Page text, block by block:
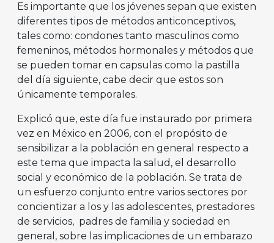
Es importante que los jóvenes sepan que existen
diferentes tipos de métodos anticonceptivos,
tales como: condones tanto masculinos como
femeninos, métodos hormonales y métodos que
se pueden tomar en capsulas como la pastilla
del día siguiente, cabe decir que estos son
únicamente temporales.
Explicó que, este día fue instaurado por primera
vez en México en 2006, con el propósito de
sensibilizar a la población en general respecto a
este tema que impacta la salud, el desarrollo
social y económico de la población. Se trata de
un esfuerzo conjunto entre varios sectores por
concientizar a los y las adolescentes, prestadores
de servicios, padres de familia y sociedad en
general, sobre las implicaciones de un embarazo